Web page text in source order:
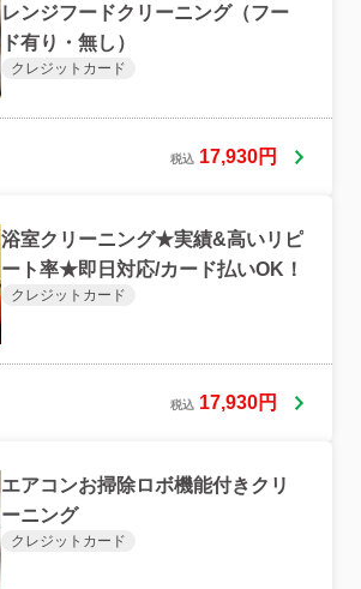
レンジフードクリーニング（フー
ド有り・無し）
クレジットカード
税込 17,930円
浴室クリーニング★実績&高いリピ
ート率★即日対応/カード払いOK！
クレジットカード
税込 17,930円
エアコンお掃除ロボ機能付きクリ
ーニング
クレジットカード